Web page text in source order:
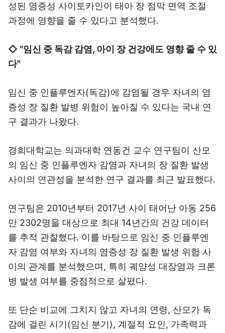
성된 염증성 사이토카인이 태아 장 점막 면역 조절
과정에 영향을 줄 수 있다고 분석했다.
◇ "임신 중 독감 감염, 아이 장 건강에도 영향 줄 수 있
다"
임신 중 인플루엔자(독감)에 감염될 경우 자녀의 염
증성 장 질환 발병 위험이 높아질 수 있다는 국내 연
구 결과가 나왔다.
경희대학교는 의과대학 연동건 교수 연구팀이 산모
의 임신 중 인플루엔자 감염과 자녀의 장 질환 발생
사이의 연관성을 분석한 연구 결과를 최근 발표했다.
연구팀은 2010년부터 2017년 사이 태어난 아동 256
만 2302명을 대상으로 최대 14년간의 건강 데이터
를 추적 관찰했다. 이를 바탕으로 임신 중 인플루엔
자 감염 여부와 자녀의 염증성 장 질환 발생 위험 사
이의 관계를 분석했으며, 특히 궤양성 대장염과 크론
병 발생 여부를 중점적으로 살폈다.
또 단순 비교에 그치지 않고 자녀의 연령, 산모가 독
감에 걸린 시기(임신 분기), 계절적 요인, 가족력과